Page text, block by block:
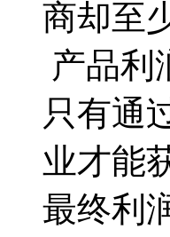
商却至
产品利
只有通
业才能
最终利